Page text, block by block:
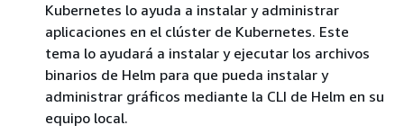
Kubernetes lo ayuda a instalar y administrar
aplicaciones en el clúster de Kubernetes. Este
tema lo ayudará a instalar y ejecutar los archivos
binarios de Helm para que pueda instalar y
administrar gráficos mediante la CLI de Helm en su
equipo local.